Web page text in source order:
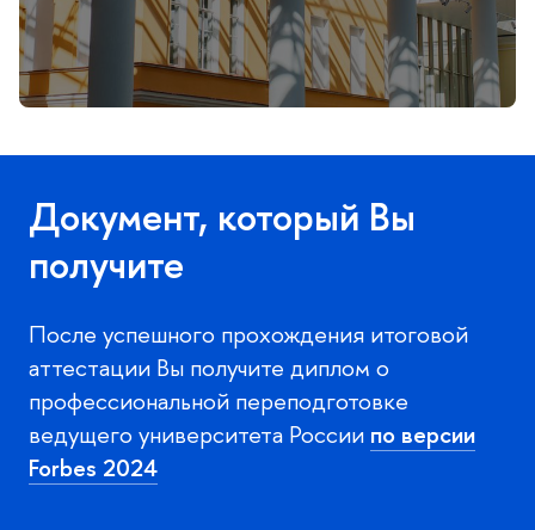
Документ, который Вы
получите
После успешного прохождения итоговой
аттестации Вы получите диплом о
профессиональной переподготовке
ведущего университета России по версии
Forbes 2024